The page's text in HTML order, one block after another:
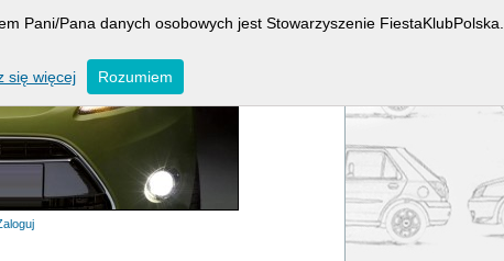
Pani/Pana danych osobowych jest Stowarzyszenie FiestaKlubPolska.
się więcej Rozumiem